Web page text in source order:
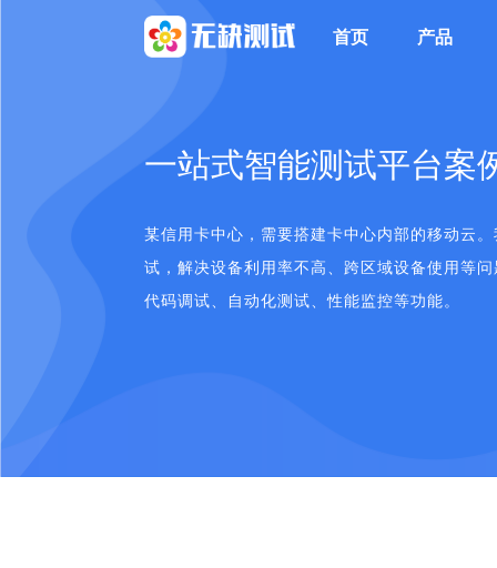
首页 产品
一站式智能测试平台案
某信用卡中心，需要搭建卡中心内部的移动云
试，解决设备利用率不高、跨区域设备使用等
代码调试、自动化测试、性能监控等功能。